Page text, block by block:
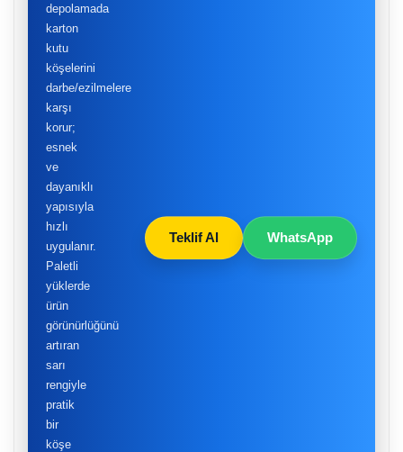
Teklif Al WhatsApp
depolamada
karton
kutu
köşelerini
darbe/ezilmelere
karşı
korur;
esnek
ve
dayanıklı
yapısıyla
hızlı
uygulanır.
Paletli
yüklerde
ürün
görünürlüğünü
artıran
sarı
rengiyle
pratik
bir
köşe